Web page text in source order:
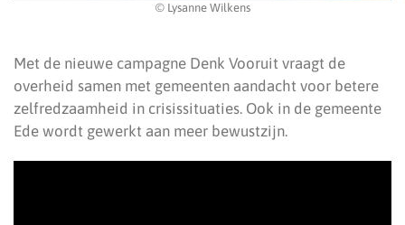
© Lysanne Wilkens
Met de nieuwe campagne Denk Vooruit vraagt de
overheid samen met gemeenten aandacht voor betere
zelfredzaamheid in crisissituaties. Ook in de gemeente
Ede wordt gewerkt aan meer bewustzijn.